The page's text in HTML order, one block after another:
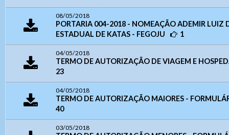
08/05/2018
PORTARIA 004-2018 - NOMEAÇÃO ADEMIR LUIZ
ESTADUAL DE KATAS - FEGOJU
1
04/05/2018
TERMO DE AUTORIZAÇÃO DE VIAGEM E
23
04/05/2018
TERMO DE AUTORIZAÇÃO MAIORES -
40
03/05/2018
Senha
Enviar
Anexar arquivos (opcional)
Arquivos